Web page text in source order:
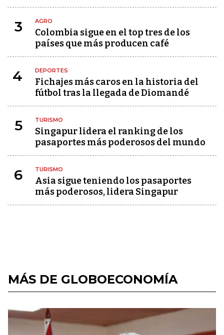
3 AGRO
Colombia sigue en el top tres de los
países que más producen café
4 DEPORTES
Fichajes más caros en la historia del
fútbol tras la llegada de Diomandé
5 TURISMO
Singapur lidera el ranking de los
pasaportes más poderosos del mundo
6 TURISMO
Asia sigue teniendo los pasaportes
más poderosos, lidera Singapur
MÁS DE GLOBOECONOMÍA